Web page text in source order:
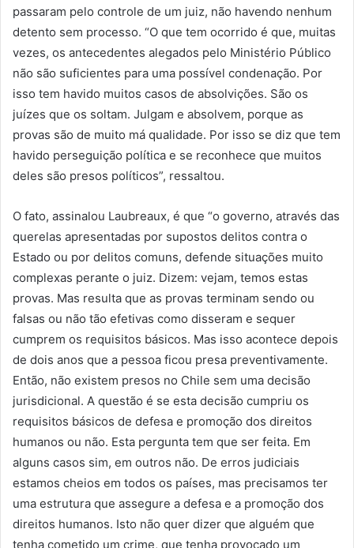
passaram pelo controle de um juiz, não havendo nenhum
detento sem processo. “O que tem ocorrido é que, muitas
vezes, os antecedentes alegados pelo Ministério Público
não são suficientes para uma possível condenação. Por
isso tem havido muitos casos de absolvições. São os
juízes que os soltam. Julgam e absolvem, porque as
provas são de muito má qualidade. Por isso se diz que tem
havido perseguição política e se reconhece que muitos
deles são presos políticos”, ressaltou.
O fato, assinalou Laubreaux, é que “o governo, através das
querelas apresentadas por supostos delitos contra o
Estado ou por delitos comuns, defende situações muito
complexas perante o juiz. Dizem: vejam, temos estas
provas. Mas resulta que as provas terminam sendo ou
falsas ou não tão efetivas como disseram e sequer
cumprem os requisitos básicos. Mas isso acontece depois
de dois anos que a pessoa ficou presa preventivamente.
Então, não existem presos no Chile sem uma decisão
jurisdicional. A questão é se esta decisão cumpriu os
requisitos básicos de defesa e promoção dos direitos
humanos ou não. Esta pergunta tem que ser feita. Em
alguns casos sim, em outros não. De erros judiciais
estamos cheios em todos os países, mas precisamos ter
uma estrutura que assegure a defesa e a promoção dos
direitos humanos. Isto não quer dizer que alguém que
tenha cometido um crime, que tenha provocado um